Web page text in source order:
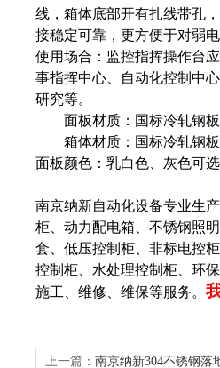
线，箱体底部开有扎线带孔
接稳定可靠，更方便于对弱
使用场合：监控指挥操作台
事指挥中心、自动化控制中
研究等。
面板材质：国标冷轧钢板
箱体材质：国标冷轧钢板
面板颜色：乳白色、灰色可
南京纳新自动化设备专业生
柜、动力配电箱、不锈钢照
套、低压控制柜、非标电控
控制柜、水处理控制柜、环
施工、维修、维保等服务。
上一篇： 南京纳新304不锈钢落